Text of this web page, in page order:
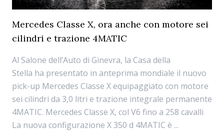
Mercedes Classe X, ora anche con motore sei
cilindri e trazione 4MATIC
Al Salone dell’Auto di Ginevra, la Casa della
Stella ha presentato in anteprima mondiale il nuovo
pick-up Mercedes Classe X equipaggiato con motore
sei cilindri da 3,0 litri e trazione integrale permanente
4MATIC. Mercedes Classe X, col V6 fino a 258 cavalli
La nuova configurazione X 350 d 4MATIC è ...